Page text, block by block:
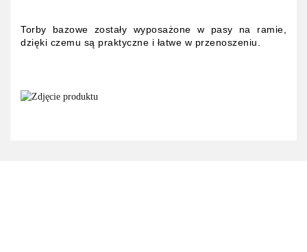
Torby bazowe zostały wyposażone w pasy na ramie,
dzięki czemu są praktyczne i łatwe w przenoszeniu.